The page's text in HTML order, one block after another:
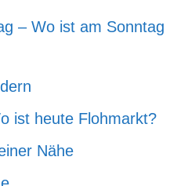
– Wo ist am Sonntag
ist heute Flohmarkt?
Nähe